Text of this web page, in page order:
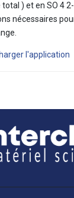
) et en SO 4
nécessaires
l'application